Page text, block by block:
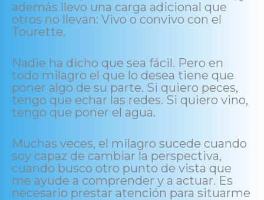
además llevo una carga adicional que
otros no llevan: Vivo o convivo con el
Tourette.
Nadie ha dicho que sea fácil. Pero en
todo milagro el que lo desea tiene que
poner algo de su parte. Si quiero peces,
tengo que echar las redes. Si quiero vino,
tengo que poner el agua.
Muchas veces, el milagro sucede cuando
soy capaz de cambiar la perspectiva,
cuando busco otro punto de vista que
me ayude a comprender y a actuar. Es
necesario prestar atención para situarme